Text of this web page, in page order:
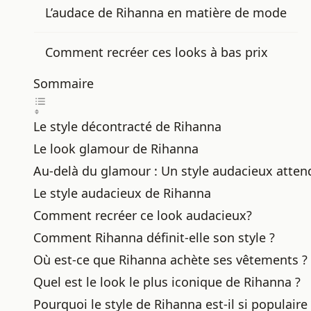
L’audace de Rihanna en matière de mode
Comment recréer ces looks à bas prix
Sommaire
Le style décontracté de Rihanna
Le look glamour de Rihanna
Au-delà du glamour : Un style audacieux
Le style audacieux de Rihanna
Comment recréer ce look audacieux?
Comment Rihanna définit-elle son style ?
Où est-ce que Rihanna achète ses vêtements ?
Quel est le look le plus iconique de Rihanna ?
Pourquoi le style de Rihanna est-il si populaire